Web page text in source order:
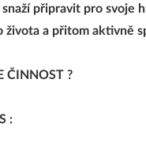
snaží připravit pro svoje
života a přitom aktivně
ČINNOST ?
: